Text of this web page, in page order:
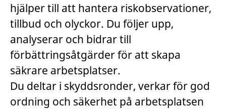
hjälper till att hantera riskobservationer,
tillbud och olyckor. Du följer upp,
analyserar och bidrar till
förbättringsåtgärder för att skapa
säkrare arbetsplatser.
Du deltar i skyddsronder, verkar för god
ordning och säkerhet på arbetsplatsen